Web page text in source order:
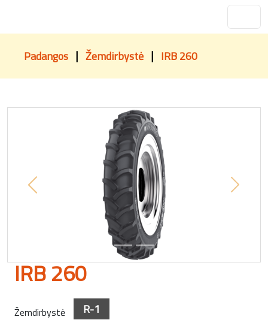
Padangos | Žemdirbystė | IRB 260
Previous Next
IRB 260
Žemdirbystė R-1